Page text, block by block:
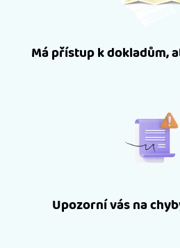
Má přístup k dokladům,
Upozorní vás na